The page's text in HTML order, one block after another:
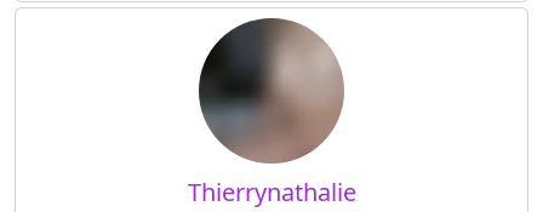
Thierrynathalie